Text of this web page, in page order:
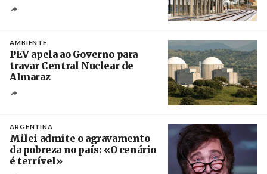
AMBIENTE
PEV apela ao Governo para
travar Central Nuclear de
Almaraz
ARGENTINA
Milei admite o agravamento
da pobreza no país: «O cenário
é terrível»